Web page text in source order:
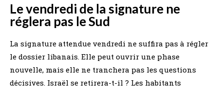
Le vendredi de la signature ne
réglera pas le Sud
La signature attendue vendredi ne suffira pas à régler
le dossier libanais. Elle peut ouvrir une phase
nouvelle, mais elle ne tranchera pas les questions
décisives. Israël se retirera-t-il ? Les habitants